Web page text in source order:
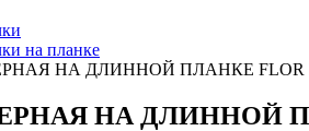
на планке
НА ДЛИННОЙ ПЛАНКЕ FLOR
НА ДЛИННОЙ